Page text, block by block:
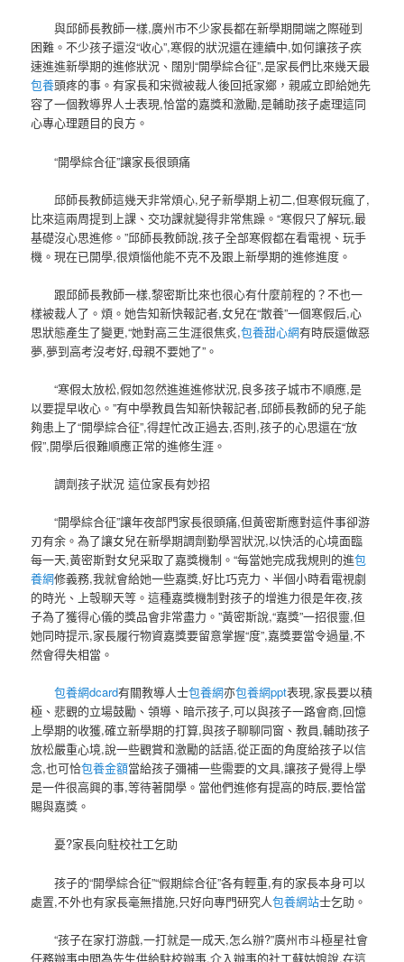
與邱師長教師一樣,廣州市不少家長都在新學期開端之際碰到
困難。不少孩子還沒“收心”,寒假的狀況還在連續中,如何讓孩子疾
速進進新學期的進修狀況、闊別“開學綜合征”,是家長們比來幾天最
包養頭疼的事。有家長和宋微被裁人後回抵家鄉，親戚立即給她先
容了一個教導界人士表現,恰當的嘉獎和激勵,是輔助孩子處理這同
心專心理題目的良方。
“開學綜合征”讓家長很頭痛
邱師長教師這幾天非常煩心,兒子新學期上初二,但寒假玩瘋了,
比來這兩周提到上課、交功課就變得非常焦躁。“寒假只了解玩,最
基礎沒心思進修。”邱師長教師說,孩子全部寒假都在看電視、玩手
機。現在已開學,很煩惱他能不克不及跟上新學期的進修進度。
跟邱師長教師一樣,黎密斯比來也很心有什麼前程的？不也一
樣被裁人了。煩。她告知新快報記者,女兒在“散養”一個寒假后,心
思狀態產生了變更,“她對高三生涯很焦炙,包養甜心網有時辰還做惡
夢,夢到高考沒考好,母親不要她了”。
“寒假太放松,假如忽然進進進修狀況,良多孩子城市不順應,是
以要提早收心。”有中學教員告知新快報記者,邱師長教師的兒子能
夠患上了“開學綜合征”,得趕忙改正過去,否則,孩子的心思還在“放
假”,開學后很難順應正常的進修生涯。
調劑孩子狀況 這位家長有妙招
“開學綜合征”讓年夜部門家長很頭痛,但黃密斯應對這件事卻游
刃有余。為了讓女兒在新學期調劑勤學習狀況,以快活的心境面臨
每一天,黃密斯對女兒采取了嘉獎機制。“每當她完成我規則的進包
養網修義務,我就會給她一些嘉獎,好比巧克力、半個小時看電視劇
的時光、上彀聊天等。這種嘉獎機制對孩子的增進力很是年夜,孩
子為了獲得心儀的獎品會非常盡力。”黃密斯說,“嘉獎”一招很靈,但
她同時提示,家長履行物資嘉獎要留意掌握“度”,嘉獎要當令過量,不
然會得失相當。
包養網dcard有關教導人士包養網亦包養網ppt表現,家長要以積
極、悲觀的立場鼓勵、領導、暗示孩子,可以與孩子一路會商,回憶
上學期的收獲,確立新學期的打算,與孩子聊聊同窗、教員,輔助孩子
放松嚴重心境,說一些觀賞和激勵的話語,從正面的角度給孩子以信
念,也可恰包養金額當給孩子彌補一些需要的文具,讓孩子覺得上學
是一件很高興的事,等待著開學。當他們進修有提高的時辰,要恰當
賜與嘉獎。
憂?家長向駐校社工乞助
孩子的“開學綜合征”“假期綜合征”各有輕重,有的家長本身可以
處置,不外也有家長毫無措施,只好向專門研究人包養網站士乞助。
“孩子在家打游戲,一打就是一成天,怎么辦?”廣州市斗極星社會
任務辦事中間為先生供給駐校辦事,介入辦事的社工蘇姑娘說,在這